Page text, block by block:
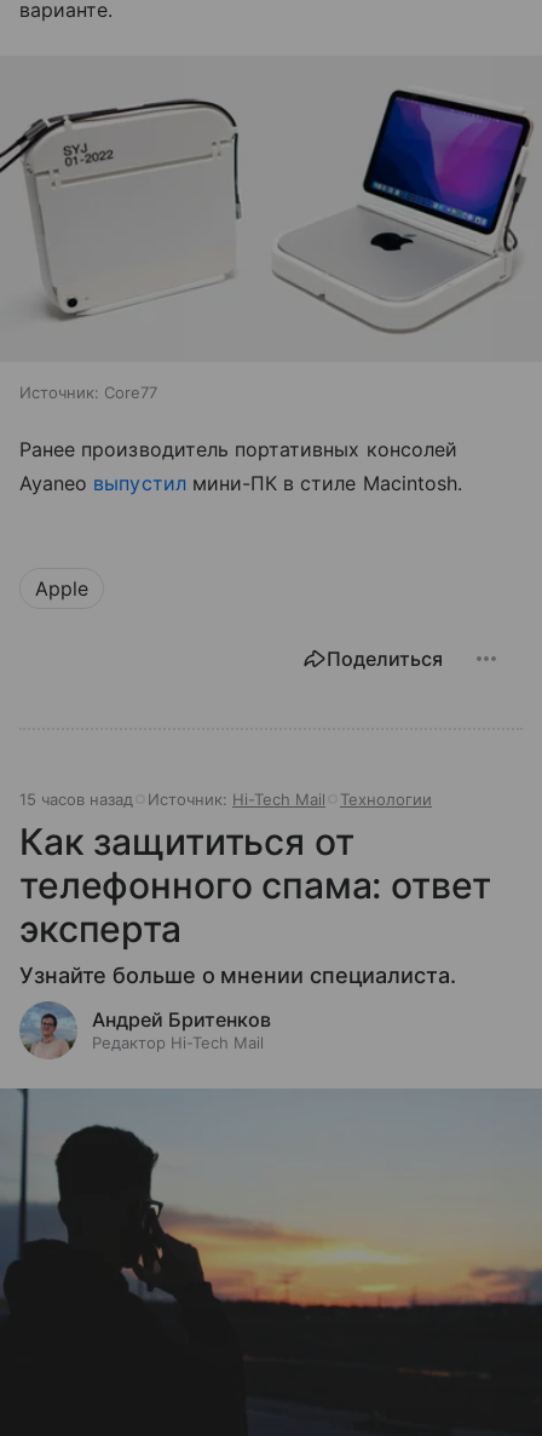
варианте.
Источник: Core77
Ранее производитель портативных консолей
Ayaneo выпустилмини-ПК в стиле Macintosh.
Apple
Поделиться
15 часов назад Источник: Hi-Tech Mail Технологии
Как защититься от
телефонного спама: ответ
эксперта
Узнайте больше о мнении специалиста.
Андрей Бритенков
Редактор Hi-Tech Mail